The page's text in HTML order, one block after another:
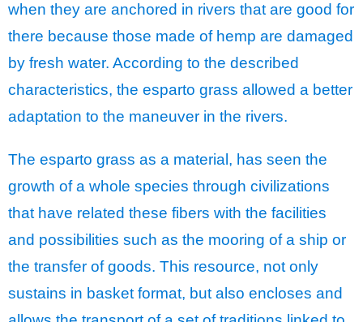
when they are anchored in rivers that are good for
there because those made of hemp are damaged
by fresh water. According to the described
characteristics, the esparto grass allowed a better
adaptation to the maneuver in the rivers.
The esparto grass as a material, has seen the
growth of a whole species through civilizations
that have related these fibers with the facilities
and possibilities such as the mooring of a ship or
the transfer of goods. This resource, not only
sustains in basket format, but also encloses and